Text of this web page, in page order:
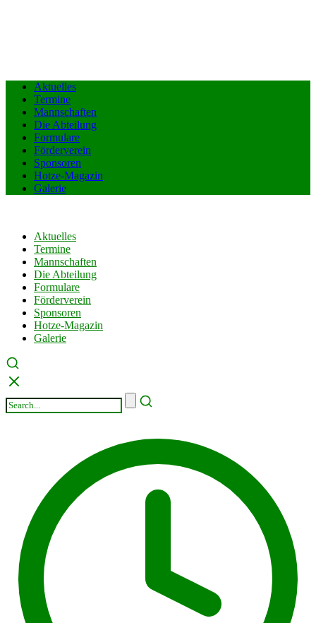
Aktuelles
Termine
Mannschaften
Die Abteilung
Formulare
Förderverein
Sponsoren
Hotze-Magazin
Galerie
Aktuelles
Termine
Mannschaften
Die Abteilung
Formulare
Förderverein
Sponsoren
Hotze-Magazin
Galerie